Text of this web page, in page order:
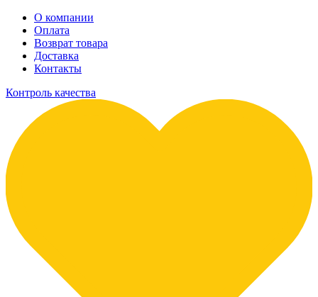
О компании
Оплата
Возврат товара
Доставка
Контакты
Контроль качества